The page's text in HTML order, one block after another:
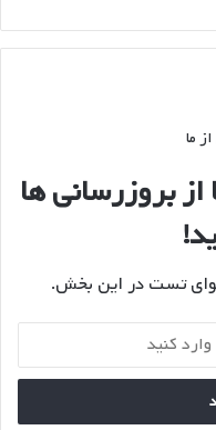
ما
بروزرسانی ها
تست در این بخش.